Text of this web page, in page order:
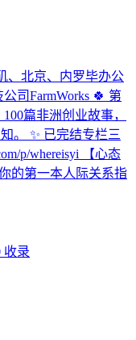
、北京、内罗毕办公
司FarmWorks 🍀 第
篇非洲创业故事，
。 ✨ 已完结专栏三
p/whereisyi 【心态
你的第一本人际关系指
收录